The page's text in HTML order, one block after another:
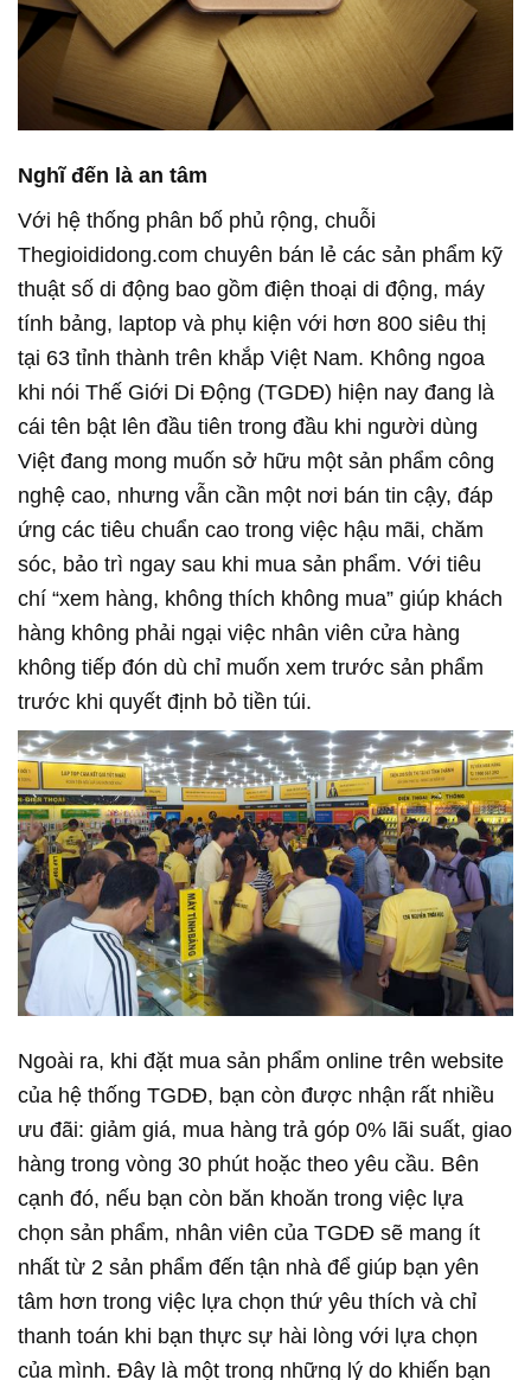
Nghĩ đến là an tâm
Với hệ thống phân bố phủ rộng, chuỗi
Thegioididong.com chuyên bán lẻ các sản phẩm kỹ
thuật số di động bao gồm điện thoại di động, máy
tính bảng, laptop và phụ kiện với hơn 800 siêu thị
tại 63 tỉnh thành trên khắp Việt Nam. Không ngoa
khi nói Thế Giới Di Động (TGDĐ) hiện nay đang là
cái tên bật lên đầu tiên trong đầu khi người dùng
Việt đang mong muốn sở hữu một sản phẩm công
nghệ cao, nhưng vẫn cần một nơi bán tin cậy, đáp
ứng các tiêu chuẩn cao trong việc hậu mãi, chăm
sóc, bảo trì ngay sau khi mua sản phẩm. Với tiêu
chí “xem hàng, không thích không mua” giúp khách
hàng không phải ngại việc nhân viên cửa hàng
không tiếp đón dù chỉ muốn xem trước sản phẩm
trước khi quyết định bỏ tiền túi.
Ngoài ra, khi đặt mua sản phẩm online trên website
của hệ thống TGDĐ, bạn còn được nhận rất nhiều
ưu đãi: giảm giá, mua hàng trả góp 0% lãi suất, giao
hàng trong vòng 30 phút hoặc theo yêu cầu. Bên
cạnh đó, nếu bạn còn băn khoăn trong việc lựa
chọn sản phẩm, nhân viên của TGDĐ sẽ mang ít
nhất từ 2 sản phẩm đến tận nhà để giúp bạn yên
tâm hơn trong việc lựa chọn thứ yêu thích và chỉ
thanh toán khi bạn thực sự hài lòng với lựa chọn
của mình. Đây là một trong những lý do khiến bạn